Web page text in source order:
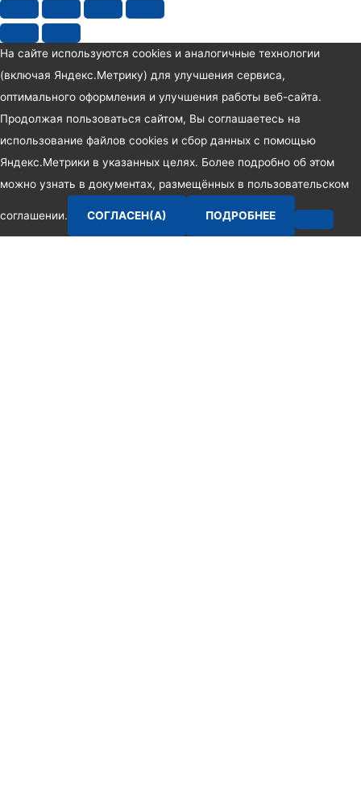
На сайте используются cookies и аналогичные технологии
(включая Яндекс.Метрику) для улучшения сервиса,
оптимального оформления и улучшения работы веб-сайта.
Продолжая пользоваться сайтом, Вы соглашаетесь на
использование файлов cookies и сбор данных с помощью
Яндекс.Метрики в указанных целях. Более подробно об этом
можно узнать в документах, размещённых в пользовательском
соглашении. СОГЛАСЕН(А) ПОДРОБНЕЕ